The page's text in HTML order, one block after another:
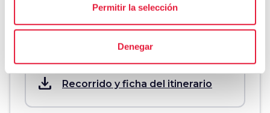
Permitir la selección
Denegar
save_alt Recorrido y ficha del itinerario